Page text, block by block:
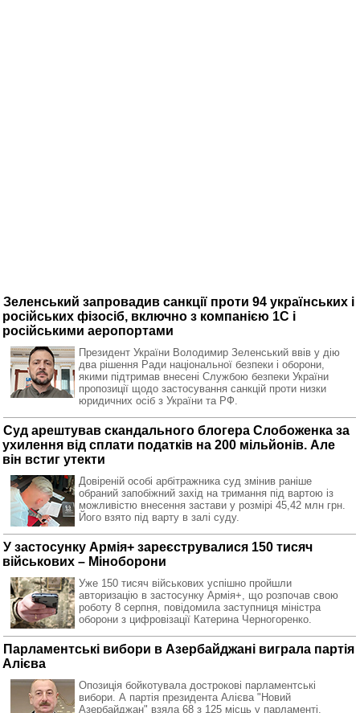
Зеленський запровадив санкції проти 94 українських і
російських фізосіб, включно з компанією 1С і
російськими аеропортами
Президент України Володимир Зеленський ввів у дію
два рішення Ради національної безпеки і оборони,
якими підтримав внесені Службою безпеки України
пропозиції щодо застосування санкцій проти низки
юридичних осіб з України та РФ.
Суд арештував скандального блогера Слобоженка за
ухилення від сплати податків на 200 мільйонів. Але
він встиг утекти
Довіреній особі арбітражника суд змінив раніше
обраний запобіжний захід на тримання під вартою із
можливістю внесення застави у розмірі 45,42 млн грн.
Його взято під варту в залі суду.
У застосунку Армія+ зареєструвалися 150 тисяч
військових – Міноборони
Уже 150 тисяч військових успішно пройшли
авторизацію в застосунку Армія+, що розпочав свою
роботу 8 серпня, повідомила заступниця міністра
оборони з цифровізації Катерина Черногоренко.
Парламентські вибори в Азербайджані виграла партія
Алієва
Опозиція бойкотувала дострокові парламентські
вибори. А партія президента Алієва "Новий
Азербайджан" взяла 68 з 125 місць у парламенті.